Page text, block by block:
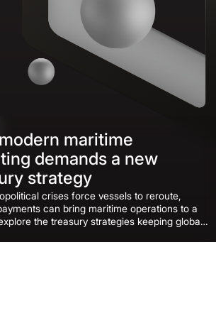
maritime
demands a new
strategy
crises force vessels to reroute,
can bring maritime operations to a
the treasury strategies keeping global